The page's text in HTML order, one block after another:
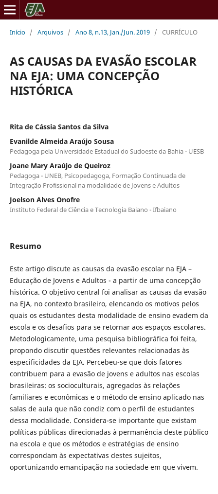
Início / Arquivos / Ano 8, n.13, Jan./Jun. 2019 / CURRÍCULO
AS CAUSAS DA EVASÃO ESCOLAR
NA EJA: UMA CONCEPÇÃO
HISTÓRICA
Rita de Cássia Santos da Silva
Evanilde Almeida Araújo Sousa
Pedagoga pela Universidade Estadual do Sudoeste da Bahia - UESB
Joane Mary Araújo de Queiroz
Pedagoga - UNEB, Psicopedagoga, Formação Continuada de
Integração Profissional na modalidade de Jovens e Adultos
Joelson Alves Onofre
Instituto Federal de Ciência e Tecnologia Baiano - Ifbaiano
Resumo
Este artigo discute as causas da evasão escolar na EJA –
Educação de Jovens e Adultos - a partir de uma concepção
histórica. O objetivo central foi analisar as causas da evasão
na EJA, no contexto brasileiro, elencando os motivos pelos
quais os estudantes desta modalidade de ensino evadem da
escola e os desafios para se retornar aos espaços escolares.
Metodologicamente, uma pesquisa bibliográfica foi feita,
propondo discutir questões relevantes relacionadas às
especificidades da EJA. Percebeu-se que dois fatores
contribuem para a evasão de jovens e adultos nas escolas
brasileiras: os socioculturais, agregados às relações
familiares e econômicas e o método de ensino aplicado nas
salas de aula que não condiz com o perfil de estudantes
dessa modalidade. Considera-se importante que existam
políticas públicas direcionadas à permanência deste público
na escola e que os métodos e estratégias de ensino
correspondam às expectativas destes sujeitos,
oportunizando emancipação na sociedade em que vivem.